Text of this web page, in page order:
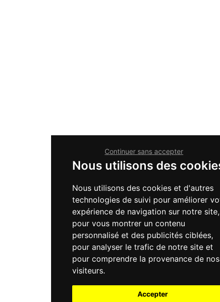
Nous utilisons des
Nous utilisons des cookies et d'autres
technologies de suivi pour améliorer
expérience de navigation sur notre site,
pour vous montrer un contenu
personnalisé et des publicités ciblées,
pour analyser le trafic de notre site et
pour comprendre la provenance de nos
visiteurs.
Accepter
Continuer sans accepter